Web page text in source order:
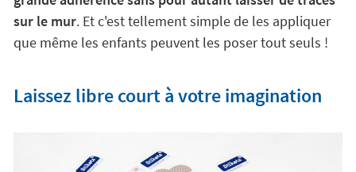
sur le mur. Et c'est tellement simple de les appliquer
que même les enfants peuvent les poser tout seuls !
Laissez libre court à votre imagination